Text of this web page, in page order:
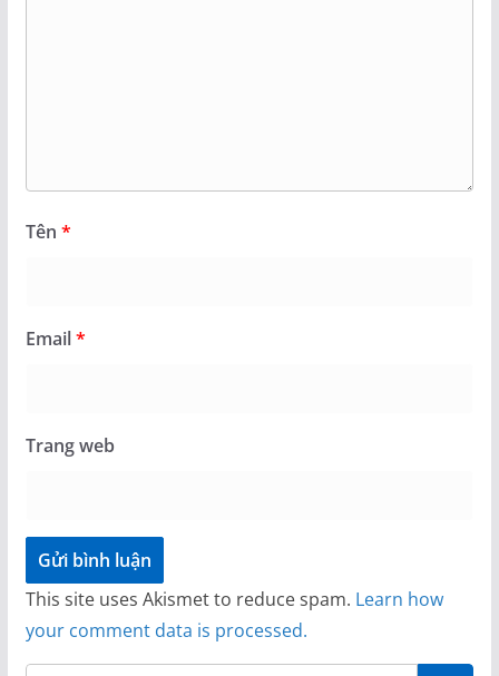
Tên *
Email*
Trang web
This site uses Akismet to reduce spam. Learn how
your comment data is processed.